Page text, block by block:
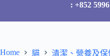
: +852
Home 貓
清潔、營養及保